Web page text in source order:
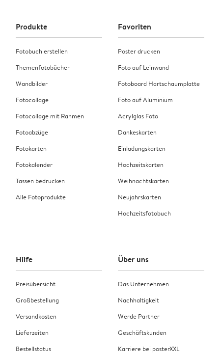
Produkte
Fotobuch erstellen
Themenfotobücher
Wandbilder
Fotocollage
Fotocollage mit Rahmen
Fotoabzüge
Fotokarten
Fotokalender
Tassen bedrucken
Alle Fotoprodukte
Favoriten
Poster drucken
Foto auf Leinwand
Fotoboard Hartschaumplatte
Foto auf Aluminium
Acrylglas Foto
Dankeskarten
Einladungskarten
Hochzeitskarten
Weihnachtskarten
Neujahrskarten
Hochzeitsfotobuch
Hilfe
Preisübersicht
Großbestellung
Versandkosten
Lieferzeiten
Bestellstatus
Über uns
Das Unternehmen
Nachhaltigkeit
Werde Partner
Geschäftskunden
Karriere bei posterXXL